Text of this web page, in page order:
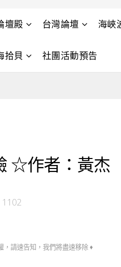
壇殿 台灣論壇 海峽
拾貝 社團活動預告
☆作者：黃杰
，請速告知，我們將盡速移除 ♦